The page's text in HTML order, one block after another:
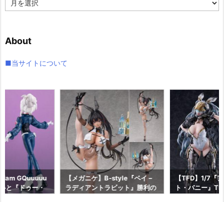
ー
ブ
About
■当サイトについて
GQuuuuu
と『ドゥー・
【メガニケ】B-style『ベイ –
ラディアントラビット』勝利の
【TFD】1/7『
ト・バニー』